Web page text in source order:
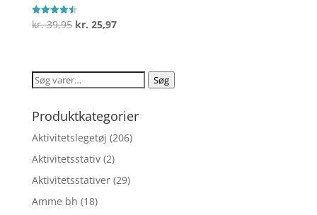
Vurderet
4.5
kr.39,95 Den
var:
kr. 39,95.
kr. 25,97Den
er:
kr. 25,97.
Søg
Søg
Produktkategorier
Aktivitetslegetøj (206)
Aktivitetsstativ (2)
Aktivitetsstativer (29)
Amme bh (18)